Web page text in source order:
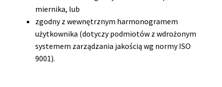
miernika, lub
zgodny z wewnętrznym harmonogramem
użytkownika (dotyczy podmiotów z wdrożonym
systemem zarządzania jakością wg normy ISO
9001).